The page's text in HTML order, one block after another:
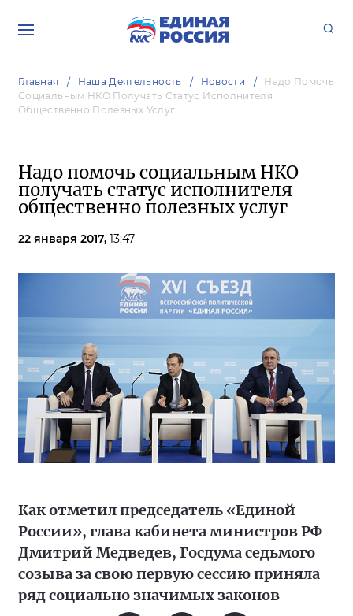
Главная Наша Деятельность Новости
Надо Помочь
Социальным НКО Получать Статус Исполнителя
Общественно Полезных Услуг
Надо помочь социальным НКО
получать статус исполнителя
общественно полезных услуг
22 января 2017, 13:47
Как отметил председатель «Единой
России», глава кабинета министров РФ
Дмитрий Медведев, Госдума седьмого
созыва за свою первую сессию приняла
ряд социально значимых законов